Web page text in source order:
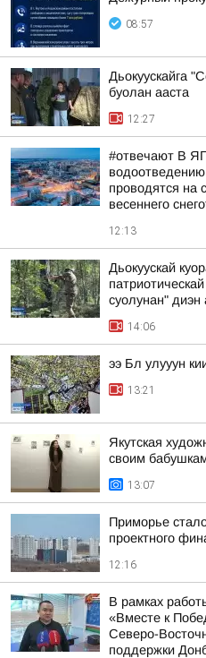
08:57
Дьокуускайга
буолан ааста
12:27
#отвечают В
проводятся на
весеннего
12:13
Дьокуускай
суолунан" диэн
14:06
ээ Бл улууун
13:21
Якутская
своим
13:07
Приморье
проектного
12:16
В рамках
«Вместе к
Северо-
поддержки